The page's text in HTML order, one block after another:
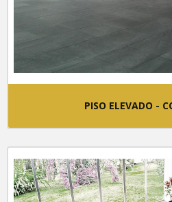
PISO ELEVADO -